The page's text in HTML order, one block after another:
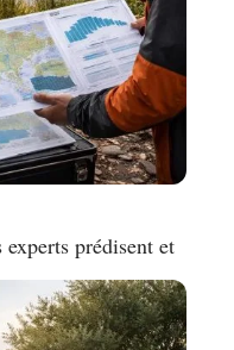
prédisent et